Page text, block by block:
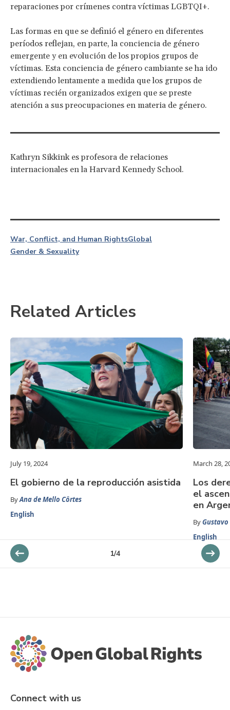
reparaciones por crímenes contra víctimas LGBTQI+.
Las formas en que se definió el género en diferentes
períodos reflejan, en parte, la conciencia de género
emergente y en evolución de los propios grupos de
víctimas. Esta conciencia de género cambiante se ha ido
extendiendo lentamente a medida que los grupos de
víctimas recién organizados exigen que se preste
atención a sus preocupaciones en materia de género.
Kathryn Sikkink es profesora de relaciones
internacionales en la Harvard Kennedy School.
War, Conflict, and Human RightsGlobal
Gender & Sexuality
Related Articles
July 19, 2024
El gobierno de la reproducción asistida
ByAna de Mello Côrtes
English
March 28,
Los
el
en
By
English
1/4
Connect with us